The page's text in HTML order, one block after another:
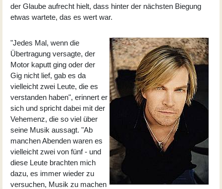
der Glaube aufrecht hielt, dass hinter der nächsten Biegung
etwas wartete, das es wert war.
"Jedes Mal, wenn die
Übertragung versagte, der
Motor kaputt ging oder der
Gig nicht lief, gab es da
vielleicht zwei Leute, die es
verstanden haben", erinnert er
sich und spricht dabei mit der
Vehemenz, die so viel über
seine Musik aussagt. "Ab
manchen Abenden waren es
vielleicht zwei von fünf - und
diese Leute brachten mich
dazu, es immer wieder zu
versuchen, Musik zu machen